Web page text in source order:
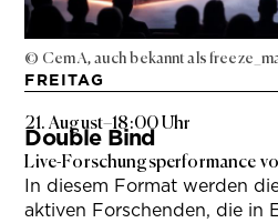
© Cem A, auch bekannt als
FREITAG
21. August–18:00 Uhr
Double Bind
Live-Forschungsperformance
In diesem Format werden
aktiven Forschenden, die in